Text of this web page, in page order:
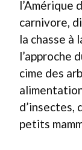
l’Amérique
carnivore,
la chasse à
l’approche
cime des
d’insectes,
petits